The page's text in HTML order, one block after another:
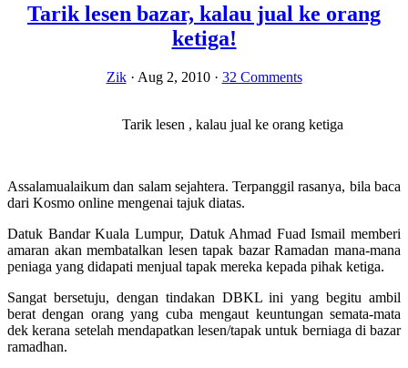
Tarik lesen bazar, kalau jual ke orang
ketiga!
Zik· Aug 2, 2010· 32 Comments
Tarik lesen , kalau jual ke orang ketiga
Assalamualaikum dan salam sejahtera. Terpanggil rasanya, bila baca
dari Kosmo online mengenai tajuk diatas.
Datuk Bandar Kuala Lumpur, Datuk Ahmad Fuad Ismail memberi
amaran akan membatalkan lesen tapak bazar Ramadan mana-mana
peniaga yang didapati menjual tapak mereka kepada pihak ketiga.
Sangat bersetuju, dengan tindakan DBKL ini yang begitu ambil
berat dengan orang yang cuba mengaut keuntungan semata-mata
dek kerana setelah mendapatkan lesen/tapak untuk berniaga di bazar
ramadhan.